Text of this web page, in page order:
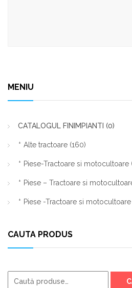
MENIU
CATALOGUL FINIMPIANTI (0)
Alte tractoare (160)
Piese-Tractoare si motocultoare
Piese – Tractoare si
Piese -Tractoare si motocultoare
CAUTA PRODUS
Caută
după: